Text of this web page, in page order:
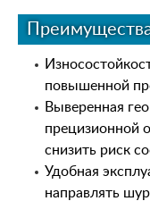
повышенной
Выверенная
прецизионной
снизить риск
Удобная
направлять